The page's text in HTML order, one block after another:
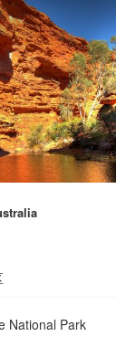
National Park